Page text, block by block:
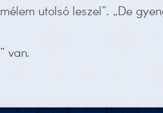
utolsó leszel”. „De
van.